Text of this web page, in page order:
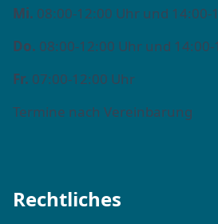
Mi. 08:00-12:00 Uhr und 14:00-
Do. 08:00-12:00 Uhr und
Fr. 07:00-12:00 Uhr
Termine nach Vereinbarung
Rechtliches